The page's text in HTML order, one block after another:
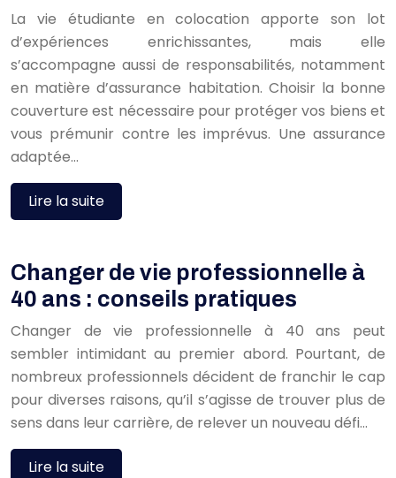
La vie étudiante en colocation apporte son lot
d’expériences enrichissantes, mais elle
s’accompagne aussi de responsabilités, notamment
en matière d’assurance habitation. Choisir la bonne
couverture est nécessaire pour protéger vos biens et
vous prémunir contre les imprévus. Une assurance
adaptée…
Lire la suite
Changer de vie professionnelle à
40 ans : conseils pratiques
Changer de vie professionnelle à 40 ans peut
sembler intimidant au premier abord. Pourtant, de
nombreux professionnels décident de franchir le cap
pour diverses raisons, qu’il s’agisse de trouver plus de
sens dans leur carrière, de relever un nouveau défi…
Lire la suite